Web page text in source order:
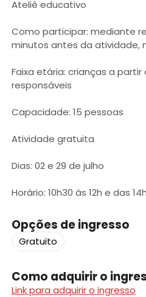
Ateliê educativo
Como participar: mediante
minutos antes da atividade,
Faixa etária: crianças a partir
responsáveis
Capacidade: 15 pessoas
Atividade gratuita
Dias: 02 e 29 de julho
Horário: 10h30 às 12h e das
Opções de ingresso
Gratuito
Como adquirir o
Link para adquirir o ingresso